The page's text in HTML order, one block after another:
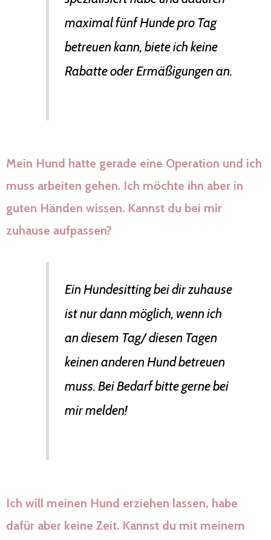
maximal fünf Hunde pro Tag
betreuen kann, biete ich keine
Rabatte oder Ermäßigungen an.
Mein Hund hatte gerade eine Operation und ich
muss arbeiten gehen. Ich möchte ihn aber in
guten Händen wissen. Kannst du bei mir
zuhause aufpassen?
Ein Hundesitting bei dir zuhause
ist nur dann möglich, wenn ich
an diesem Tag/ diesen Tagen
keinen anderen Hund betreuen
muss. Bei Bedarf bitte gerne bei
mir melden!
Ich will meinen Hund erziehen lassen, habe
dafür aber keine Zeit. Kannst du mit meinem